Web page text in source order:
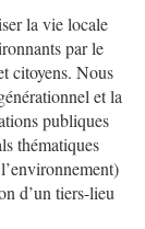
la vie locale
par le
citoyens. Nous
et la
publiques
thématiques
d’un tiers-lieu